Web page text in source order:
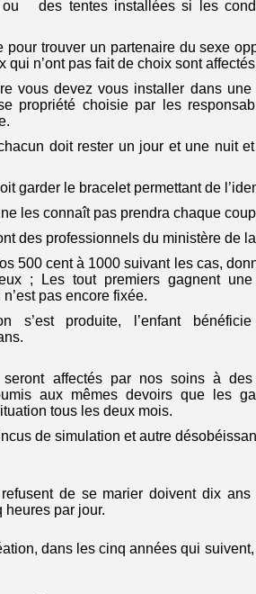
des tentes installées si les
pour trouver un partenaire du sexe
qui n’ont pas fait de choix sont
vous devez vous installer dans une
propriété choisie par les
doit rester un jour et une nuit
garder le bracelet permettant de
les connaît pas prendra chaque
des professionnels du ministère de
500 cent à 1000 suivant les cas,
; Les tout premiers gagnent une
pas encore fixée.
s’est produite, l’enfant
seront affectés par nos soins à
aux mêmes devoirs que les
tous les deux mois.
de simulation et autre
de se marier doivent dix
heures par jour.
dans les cinq années qui